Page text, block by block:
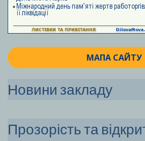
МАПА САЙТУ
Новини закладу
Прозорість та